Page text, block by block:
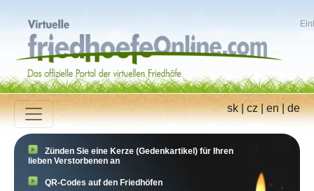
sk|cz|en|de
Zünden Sie eine Kerze (Gedenkartikel) für Ihren
lieben Verstorbenen an
QR-Codes auf den Friedhöfen